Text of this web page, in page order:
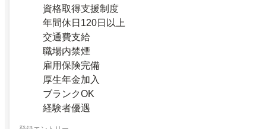
資格取得支援制度
年間休日120日以上
交通費支給
職場内禁煙
雇用保険完備
厚生年金加入
ブランクOK
経験者優遇